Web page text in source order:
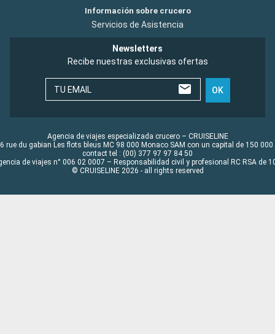
Información sobre crucero
Servicios de Asistencia
Newsletters
Recibe nuestras exclusivas ofertas
TU EMAIL OK
Agencia de viajes especializada crucero – CRUISELINE
rue du gabian Les flots bleus MC 98 000 Monaco SAM con un capital de 150 000
contact tel : (00) 377 97 97 84 50
de viajes n° 006 02 0007 – Responsabilidad civil y profesional RC RSA de
© CRUISELINE 2026 - all rights reserved